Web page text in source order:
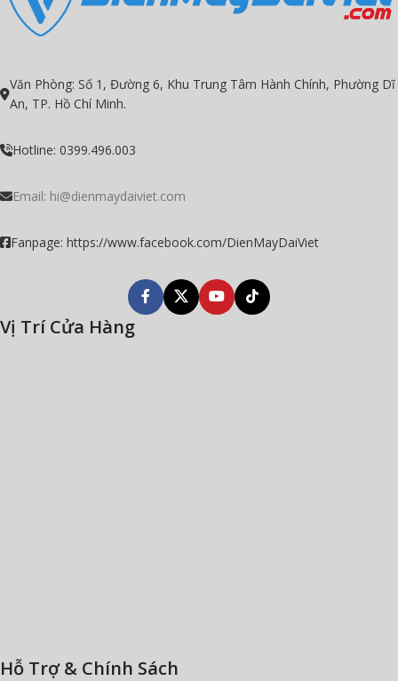
Văn Phòng: Số 1, Đường 6, Khu Trung Tâm Hành Chính, Phường Dĩ
An, TP. Hồ Chí Minh.
Hotline: 0399.496.003
Email: hi@dienmaydaiviet.com
Fanpage: https://www.facebook.com/DienMayDaiViet
Vị Trí Cửa Hàng
Hỗ Trợ & Chính Sách